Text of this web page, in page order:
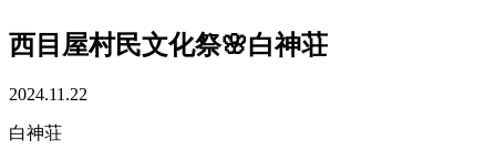
西目屋村民文化祭🌸白神荘
2024.11.22
白神荘